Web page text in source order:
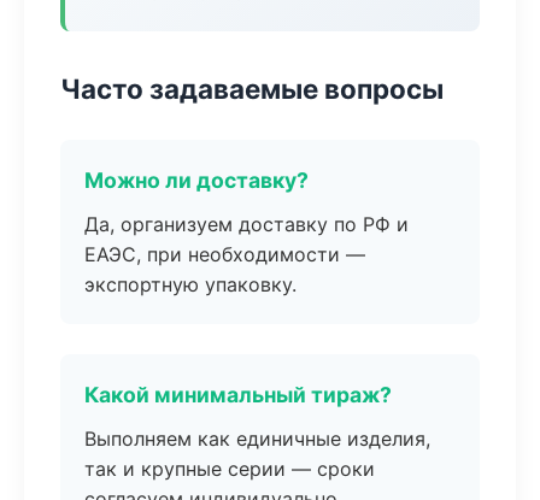
Часто задаваемые вопросы
Можно ли доставку?
Да, организуем доставку по РФ и
ЕАЭС, при необходимости —
экспортную упаковку.
Какой минимальный тираж?
Выполняем как единичные изделия,
так и крупные серии — сроки